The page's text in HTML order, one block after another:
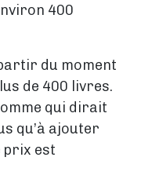
400
du moment
de 400 livres.
qui dirait
qu’à ajouter
prix est